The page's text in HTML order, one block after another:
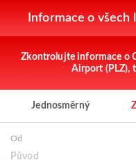
Informace o všech
Zkontrolujte informace o
Airport (PLZ),
Jednosměrný
Od
Původ